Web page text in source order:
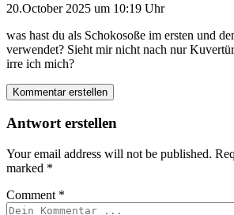
20.October 2025 um 10:19 Uhr
was hast du als Schokosoße im ersten und
verwendet? Sieht mir nicht nach nur
irre ich mich?
Kommentar erstellen
Antwort erstellen
Your email address will not be published.
marked *
Comment *